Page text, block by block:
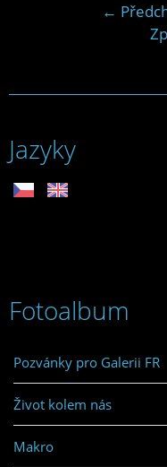
←
Jazyky
Fotoalbum
Pozvánky pro Galerii FR
Život kolem nás
Makro